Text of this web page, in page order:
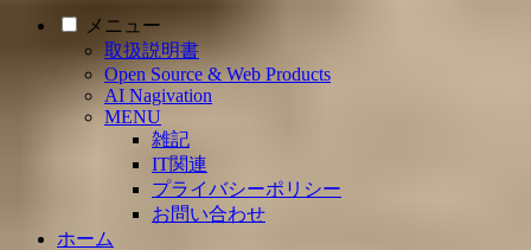
メニュー
取扱説明書
Open Source & Web Products
AI Nagivation
MENU
雑記
IT関連
プライバシーポリシー
お問い合わせ
ホーム